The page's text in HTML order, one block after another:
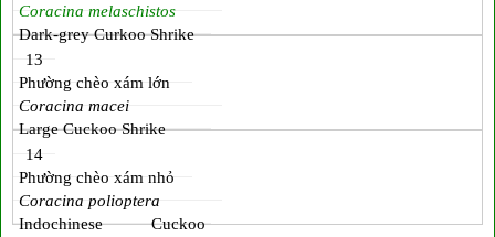
Coracina melaschistos
Dark-grey Curkoo Shrike
13
Phường chèo xám lớn
Coracina macei
Large Cuckoo Shrike
14
Phường chèo xám nhỏ
Coracina polioptera
Indochinese Cuckoo